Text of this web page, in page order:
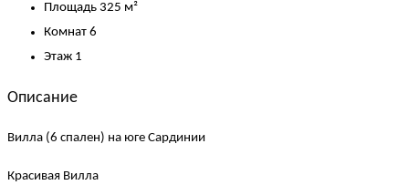
Площадь 325 м²
Комнат 6
Этаж 1
Описание
Вилла (6 спален) на юге Сардинии
Красивая Вилла